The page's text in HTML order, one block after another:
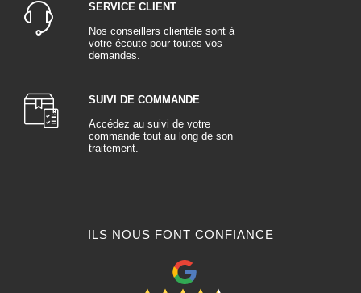
SERVICE CLIENT
Nos conseillers clientèle sont à
votre écoute pour toutes vos
demandes.
SUIVI DE COMMANDE
Accédez au suivi de votre
commande tout au long de son
traitement.
ILS NOUS FONT CONFIANCE